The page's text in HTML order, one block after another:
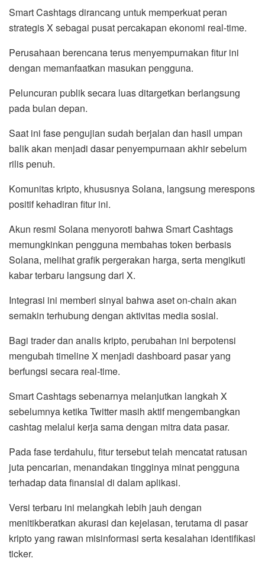
Smart Cashtags dirancang untuk memperkuat peran
strategis X sebagai pusat percakapan ekonomi real-time.
Perusahaan berencana terus menyempurnakan fitur ini
dengan memanfaatkan masukan pengguna.
Peluncuran publik secara luas ditargetkan berlangsung
pada bulan depan.
Saat ini fase pengujian sudah berjalan dan hasil umpan
balik akan menjadi dasar penyempurnaan akhir sebelum
rilis penuh.
Komunitas kripto, khususnya Solana, langsung merespons
positif kehadiran fitur ini.
Akun resmi Solana menyoroti bahwa Smart Cashtags
memungkinkan pengguna membahas token berbasis
Solana, melihat grafik pergerakan harga, serta mengikuti
kabar terbaru langsung dari X.
Integrasi ini memberi sinyal bahwa aset on-chain akan
semakin terhubung dengan aktivitas media sosial.
Bagi trader dan analis kripto, perubahan ini berpotensi
mengubah timeline X menjadi dashboard pasar yang
berfungsi secara real-time.
Smart Cashtags sebenarnya melanjutkan langkah X
sebelumnya ketika Twitter masih aktif mengembangkan
cashtag melalui kerja sama dengan mitra data pasar.
Pada fase terdahulu, fitur tersebut telah mencatat ratusan
juta pencarian, menandakan tingginya minat pengguna
terhadap data finansial di dalam aplikasi.
Versi terbaru ini melangkah lebih jauh dengan
menitikberatkan akurasi dan kejelasan, terutama di pasar
kripto yang rawan misinformasi serta kesalahan identifikasi
ticker.